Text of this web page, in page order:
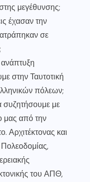
μεγέθυνσης;
έχασαν την
σε
στην Ταυτοτική
πόλεων;
συζητήσουμε με
μας από την
Αρχιτέκτονας και
του ΑΠΘ,